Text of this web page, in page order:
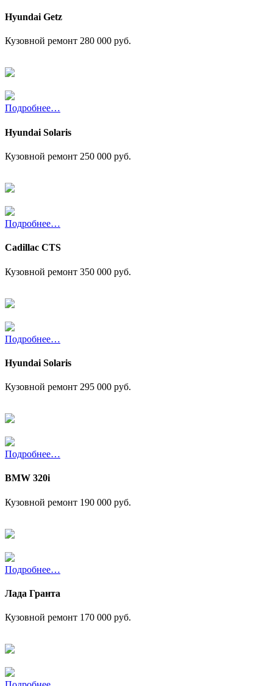
Hyundai Getz
Кузовной ремонт 280 000 руб.
Подробнее…
Hyundai Solaris
Кузовной ремонт 250 000 руб.
Подробнее…
Cadillac CTS
Кузовной ремонт 350 000 руб.
Подробнее…
Hyundai Solaris
Кузовной ремонт 295 000 руб.
Подробнее…
BMW 320i
Кузовной ремонт 190 000 руб.
Подробнее…
Лада Гранта
Кузовной ремонт 170 000 руб.